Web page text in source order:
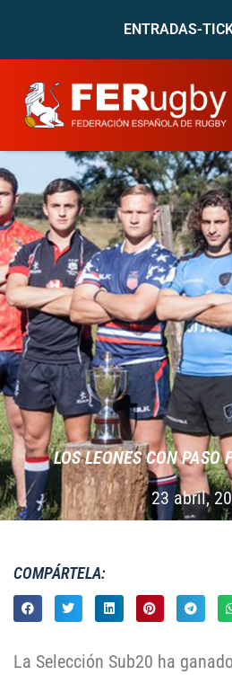
ENTRADAS-
LOS LEONES CON PASO
23 abril,
COMPÁRTELA:
La Selección Sub20 ha